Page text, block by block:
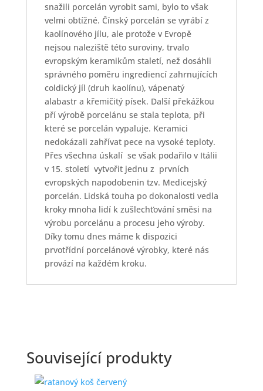
snažili porcelán vyrobit sami, bylo to však
velmi obtížné. Čínský porcelán se vyrábí z
kaolínového jílu, ale protože v Evropě
nejsou naleziště této suroviny, trvalo
evropským keramikům staletí, než dosáhli
správného poměru ingrediencí zahrnujících
coldický jíl (druh kaolínu), vápenatý
alabastr a křemičitý písek. Další překážkou
pří výrobě porcelánu se stala teplota, při
které se porcelán vypaluje. Keramici
nedokázali zahřívat pece na vysoké teploty.
Přes všechna úskalí se však podařilo v Itálii
v 15. století vytvořit jednu z prvních
evropských napodobenin tzv. Medicejský
porcelán. Lidská touha po dokonalosti vedla
kroky mnoha lidí k zušlechťování směsi na
výrobu porcelánu a procesu jeho výroby.
Díky tomu dnes máme k dispozici
prvotřídní porcelánové výrobky, které nás
provází na každém kroku.
Související produkty